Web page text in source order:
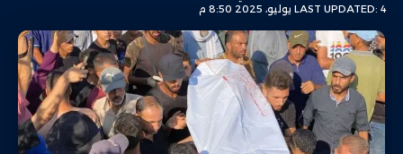
LAST UPDATED: 4 يوليو، 2025 8:50 م